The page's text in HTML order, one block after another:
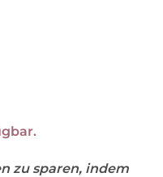
zu sparen, indem